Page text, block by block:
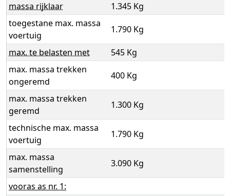
massa rijklaar
1.345 Kg
toegestane max. massa
voertuig
1.790 Kg
max. te belasten met
545 Kg
max. massa trekken
ongeremd
400 Kg
max. massa trekken
geremd
1.300 Kg
technische max. massa
voertuig
1.790 Kg
max. massa
samenstelling
3.090 Kg
vooras as nr. 1: